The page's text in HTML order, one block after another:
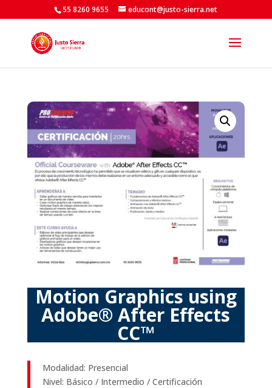
55 8260 9655 educont@justo-sierra.net
Motion Graphics using
Adobe® After Effects
CC™
Modalidad: Presencial
Nivel: Básico / Intermedio / Certificación